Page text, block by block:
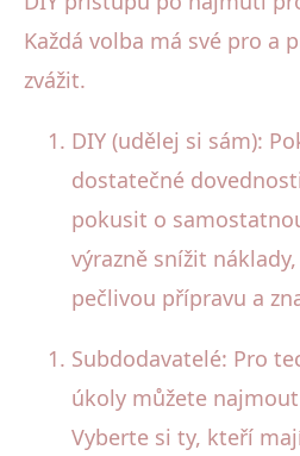
Každá volba má své pro a
zvážit.
DIY (udělej si sám):
dostatečné
pokusit o
výrazně snížit
pečlivou přípravu a
Subdodavatelé: Pro
úkoly můžete
Vyberte si ty, kteří